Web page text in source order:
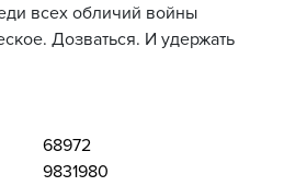
всех обличий войны
Дозваться. И удержать
68972
9831980